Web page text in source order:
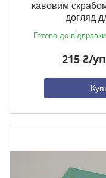
кавовим
догляд
Готово до відправки
215 ₴/